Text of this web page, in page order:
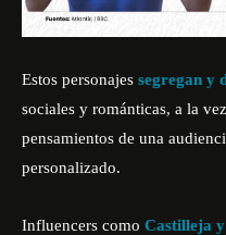
Estos personajes segregan y
sociales y románticas, a la
pensamientos de una
personalizado.
Influencers como Castilleja y